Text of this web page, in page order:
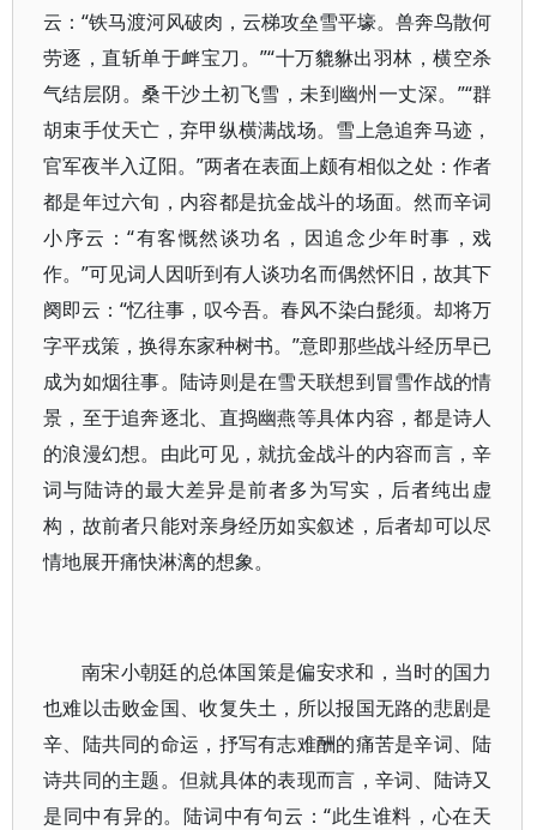
云：“铁马渡河风破肉，云梯攻垒雪平壕。兽奔鸟散何
劳逐，直斩单于衅宝刀。”“十万貔貅出羽林，横空杀
气结层阴。桑干沙土初飞雪，未到幽州一丈深。”“群
胡束手仗天亡，弃甲纵横满战场。雪上急追奔马迹，
官军夜半入辽阳。”两者在表面上颇有相似之处：作者
都是年过六旬，内容都是抗金战斗的场面。然而辛词
小序云：“有客慨然谈功名，因追念少年时事，戏
作。”可见词人因听到有人谈功名而偶然怀旧，故其下
阕即云：“忆往事，叹今吾。春风不染白髭须。却将万
字平戎策，换得东家种树书。”意即那些战斗经历早已
成为如烟往事。陆诗则是在雪天联想到冒雪作战的情
景，至于追奔逐北、直捣幽燕等具体内容，都是诗人
的浪漫幻想。由此可见，就抗金战斗的内容而言，辛
词与陆诗的最大差异是前者多为写实，后者纯出虚
构，故前者只能对亲身经历如实叙述，后者却可以尽
情地展开痛快淋漓的想象。
南宋小朝廷的总体国策是偏安求和，当时的国力
也难以击败金国、收复失土，所以报国无路的悲剧是
辛、陆共同的命运，抒写有志难酬的痛苦是辛词、陆
诗共同的主题。但就具体的表现而言，辛词、陆诗又
是同中有异的。陆词中有句云：“此生谁料，心在天